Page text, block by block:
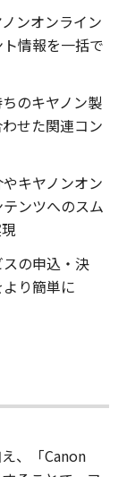
ンオンライン
情報を一括で
のキヤノン製
せた関連コン
キヤノンオン
ンツへのスム
の申込・決
り簡単に
、「Canon